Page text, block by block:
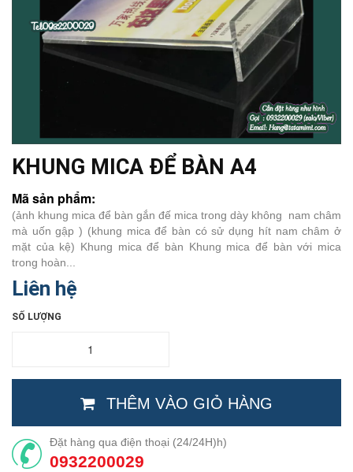
KHUNG MICA ĐỂ BÀN A4
Mã sản phẩm:
(ảnh khung mica để bàn gắn đế mica trong dày không nam châm
mà uốn gập ) (khung mica để bàn có sử dụng hít nam châm ở
mặt của kệ) Khung mica để bàn Khung mica để bàn với mica
trong hoàn...
Liên hệ
SỐ LƯỢNG
THÊM VÀO GIỎ HÀNG
Đặt hàng qua điện thoại (24/24H)h)
0932200029